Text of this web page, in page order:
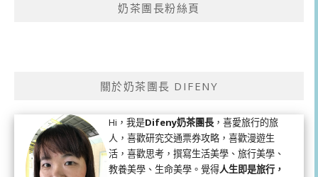
奶茶團長粉絲頁
關於奶茶團長 DIFENY
Hi，我是Difeny奶茶團長 ，喜愛旅行的旅
人，喜歡研究交通票券攻略，喜歡漫遊生
活，喜歡思考，撰寫生活美學、旅行美學、
教養美學、生命美學。覺得人生即是旅行，